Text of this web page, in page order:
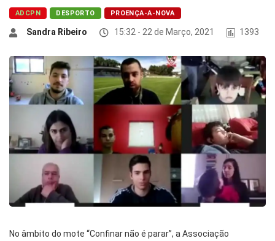
ADCPN DESPORTO PROENÇA-A-NOVA
Sandra Ribeiro 15:32 - 22 de Março, 2021 1393
No âmbito do mote “Confinar não é parar”, a Associação